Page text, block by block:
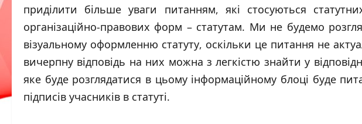
приділити більше уваги питанням, які стосуються
організаційно-правових форм – статутам. Ми не будемо
візуальному оформленню статуту, оскільки це питання не
вичерпну відповідь на них можна з легкістю знайти у
яке буде розглядатися в цьому інформаційному блоці буде
підписів учасників в статуті.